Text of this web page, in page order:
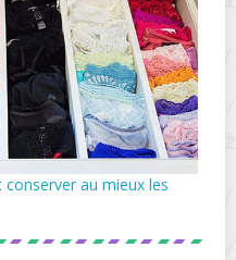
au mieux les